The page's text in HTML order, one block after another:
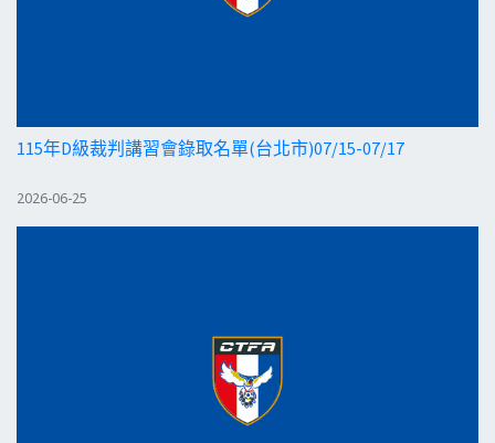
115年D級裁判講習會錄取名單(台北市)07/15-07/17
2026-06-25